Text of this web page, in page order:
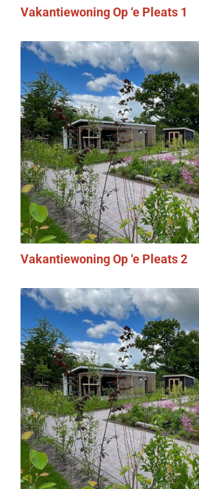
Vakantiewoning Op ‘e Pleats 1
Vakantiewoning Op ‘e Pleats 2